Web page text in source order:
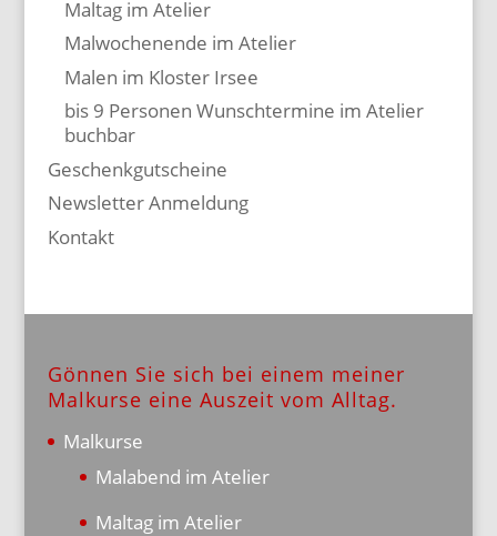
Maltag im Atelier
Malwochenende im Atelier
Malen im Kloster Irsee
bis 9 Personen Wunschtermine im Atelier
buchbar
Geschenkgutscheine
Newsletter Anmeldung
Kontakt
Gönnen Sie sich bei einem meiner
Malkurse eine Auszeit vom Alltag.
Malkurse
Malabend im Atelier
Maltag im Atelier